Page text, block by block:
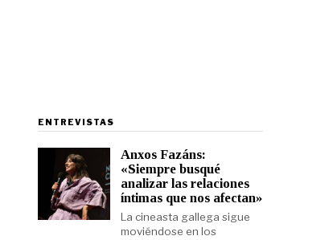
ENTREVISTAS
Anxos Fazáns:
«Siempre busqué
analizar las relaciones
íntimas que nos afectan»
La cineasta gallega sigue
moviéndose en los